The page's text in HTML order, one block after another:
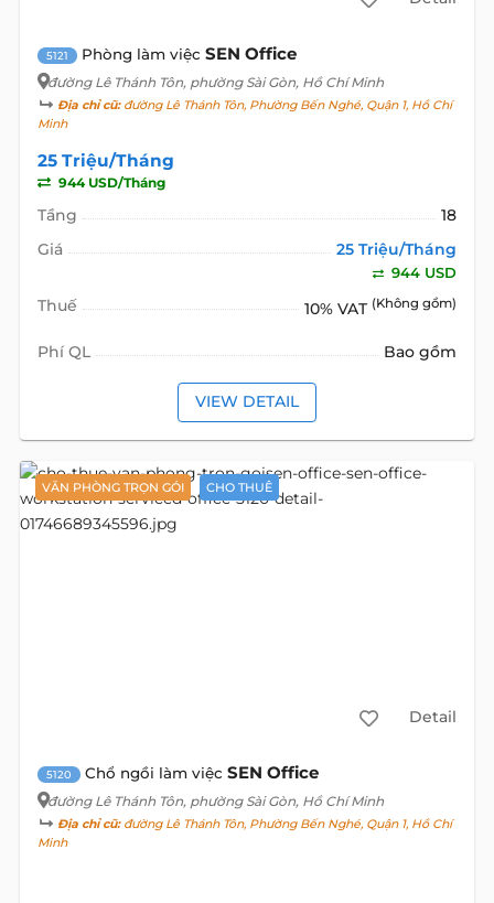
5121 Phòng làm việc SEN Office
đường Lê Thánh Tôn, phường Sài Gòn, Hồ Chí Minh
Địa chỉ cũ:đường Lê Thánh Tôn, Phường Bến Nghé, Quận 1, Hồ Chí
Minh
25 Triệu/Tháng
944 USD/Tháng
Tầng
18
Giá
25 Triệu/Tháng
944 USD
Thuế 10% VAT (Không gồm)
Phí QL Bao gồm
VIEW DETAIL
VĂN PHÒNG TRỌN GÓI CHO THUÊ
Detail
5120 Chổ ngồi làm việc SEN Office
đường Lê Thánh Tôn, phường Sài Gòn, Hồ Chí Minh
Địa chỉ cũ:đường Lê Thánh Tôn, Phường Bến Nghé, Quận 1, Hồ Chí
Minh